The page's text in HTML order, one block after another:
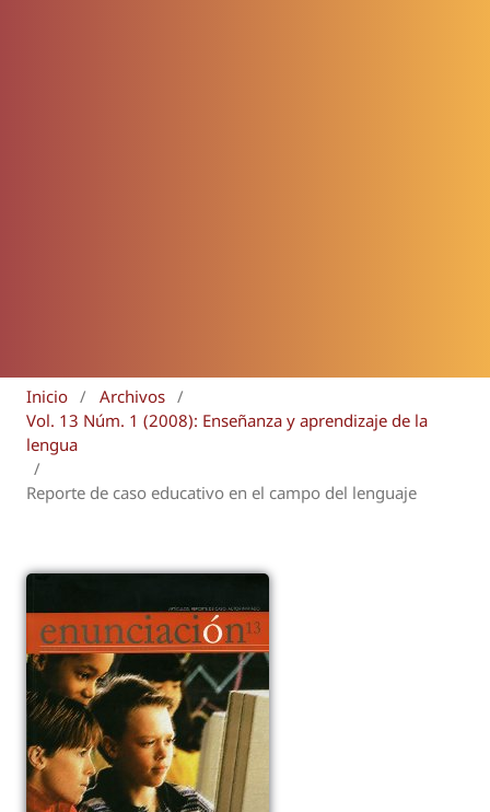
Inicio / Archivos /
Vol. 13 Núm. 1 (2008): Enseñanza y aprendizaje de la
lengua
/
Reporte de caso educativo en el campo del lenguaje